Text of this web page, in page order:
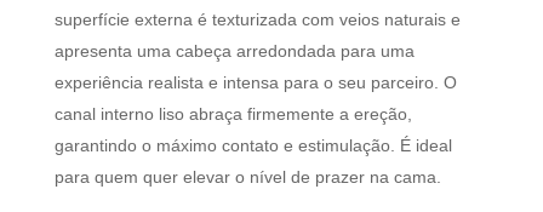
superfície externa é texturizada com veios naturais e
apresenta uma cabeça arredondada para uma
experiência realista e intensa para o seu parceiro. O
canal interno liso abraça firmemente a ereção,
garantindo o máximo contato e estimulação. É ideal
para quem quer elevar o nível de prazer na cama.